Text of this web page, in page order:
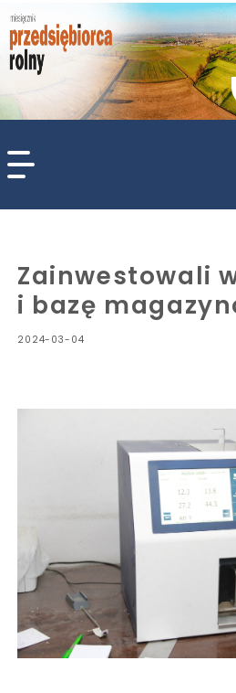
Zainwestowali
i bazę
2024-03-04